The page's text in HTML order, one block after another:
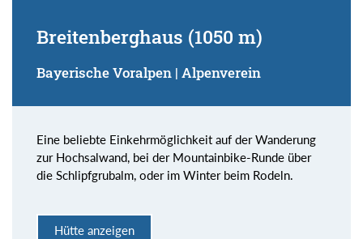
Breitenberghaus (1050 m)
Bayerische Voralpen | Alpenverein
Eine beliebte Einkehrmöglichkeit auf der Wanderung
zur Hochsalwand, bei der Mountainbike-Runde über
die Schlipfgrubalm, oder im Winter beim Rodeln.
Hütte anzeigen